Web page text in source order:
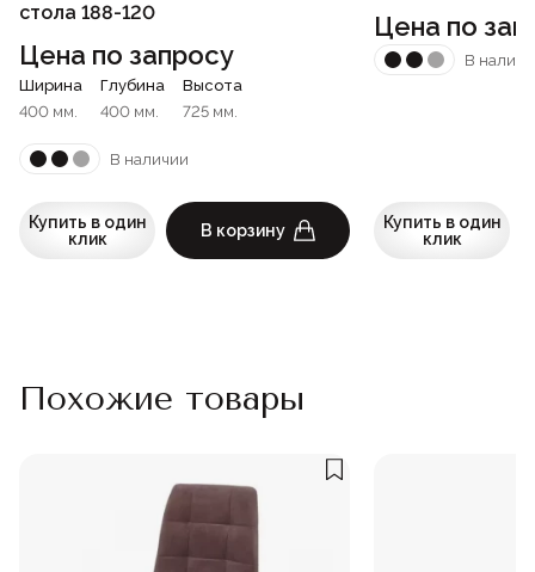
стола 188-120
Цена по запросу
Ширина
400 мм.
Глубина
400 мм.
Высота
725 мм.
В наличии
Купить в один
клик
В корзину
Цена по
В
Купить в один
клик
Похожие товары